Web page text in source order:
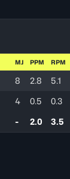
MJ PPM RPM
8 2.8 5.1
4 0.5 0.3
- 2.0 3.5